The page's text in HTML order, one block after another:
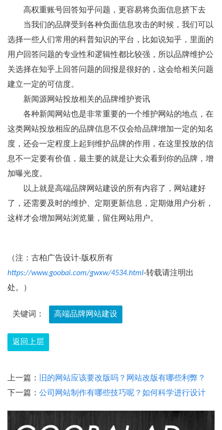
高权重账号回答知乎问题，更容易将负面信息挤下去
当我们的品牌受到各种负面信息攻击的时候，我们可以
选择一些人们常用的科普知识的平台，比如说知乎，里面的
用户回答问题的专业性和逻辑性都比较强，所以品牌维护公
关选择在知乎上回答问题的回报是很好的，这会给相关问题
建立一定的可信度。
新闻源网站投放相关的品牌维护资讯
各种新闻网站也是非常重要的一个维护网站的地点，在
这类网站投放相应的品牌信息不仅会给品牌增加一定的知名
度，还会一定程度上起到维护品牌的作用，在这里投放的信
息不一定要有价值，最主要的就是让大众看到你的品牌，增
加曝光度。
以上就是高端品牌网站建设的所有内容了，网站建好
了，还需要及时的维护、定期更新信息，定期做用户分析，
这样才会增加网站浏览量，留住网站用户。
（注：古柏广告设计-版权所有
https://www.goobai.com/gwxw/4534.html-转载请注明出
处。）
关键词： 高端品牌网站建设
返回上层
上一篇：
旧的网站应该要改版吗？网站改版有哪些利弊？
下一篇： 公司网站制作有哪些技巧呢？如何科学进行设计